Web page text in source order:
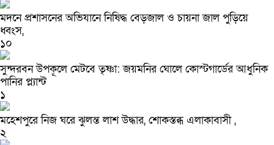
মদনে প্রশাসনের অভিযানে নিষিদ্ধ বেড়জাল ও চায়না জাল পুড়িয়ে
ধ্বংস,
১০
সুন্দরবন উপকূলে মেটবে তৃষ্ণা: জয়মনির ঘোলে কোস্টগার্ডের আধুনিক
পানির প্ল্যান্ট
১
মহেশপুরে নিজ ঘরে ঝুলন্ত লাশ উদ্ধার, শোকস্তব্ধ এলাকাবাসী ,
২